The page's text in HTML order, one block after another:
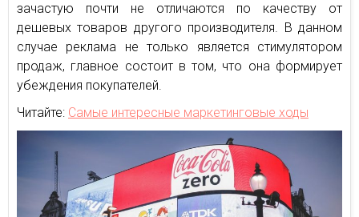
зачастую почти не отличаются по качеству от
дешевых товаров другого производителя. В данном
случае реклама не только является стимулятором
продаж, главное состоит в том, что она формирует
убеждения покупателей.
Читайте: Самые интересные маркетинговые ходы